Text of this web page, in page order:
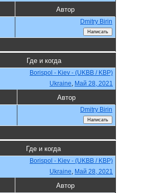
Автор
Dmitry Birin
Где и когда
Borispol - Kiev - (UKBB / KBP)
Ukraine, Май 28, 2021
Автор
Dmitry Birin
Где и когда
Borispol - Kiev - (UKBB / KBP)
Ukraine, Май 28, 2021
Автор